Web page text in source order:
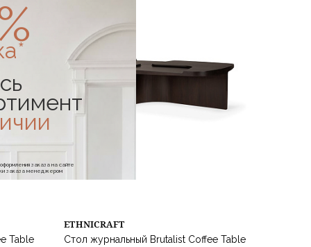
Table
ETHNICRAFT
Стол журнальный Brutalist Coffee Table
заказа на сайте
заказа менеджером